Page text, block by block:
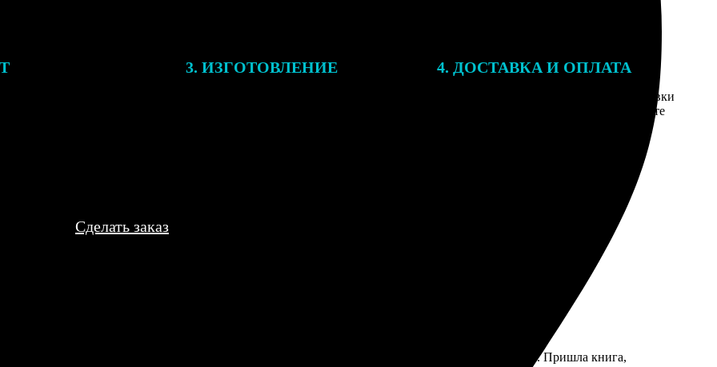
3. ИЗГОТОВЛЕНИЕ 4. ДОСТАВКА И ОПЛАТА
Введите адрес и выберите способ доставки
заказа. Если у вас есть промокод, введите
его в специальное поле для промокода.
Сделать заказ
— немного нервничал, что макет собью. Но редактор на сайте интуитивный, разобрался. Пришла книга,